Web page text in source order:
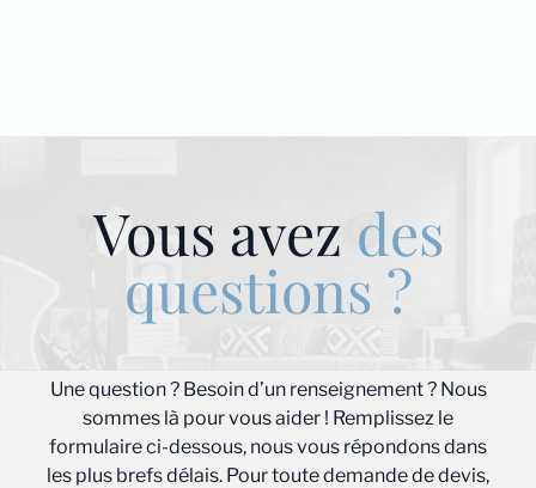
Vous avez des
questions ?
Une question ? Besoin d’un renseignement ? Nous
sommes là pour vous aider ! Remplissez le
formulaire ci-dessous, nous vous répondons dans
les plus brefs délais. Pour toute demande de devis,